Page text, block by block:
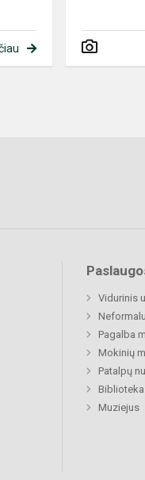
Vidurinis
Pagalba
Mokinių
Patalpų
Biblioteka
Muziejus